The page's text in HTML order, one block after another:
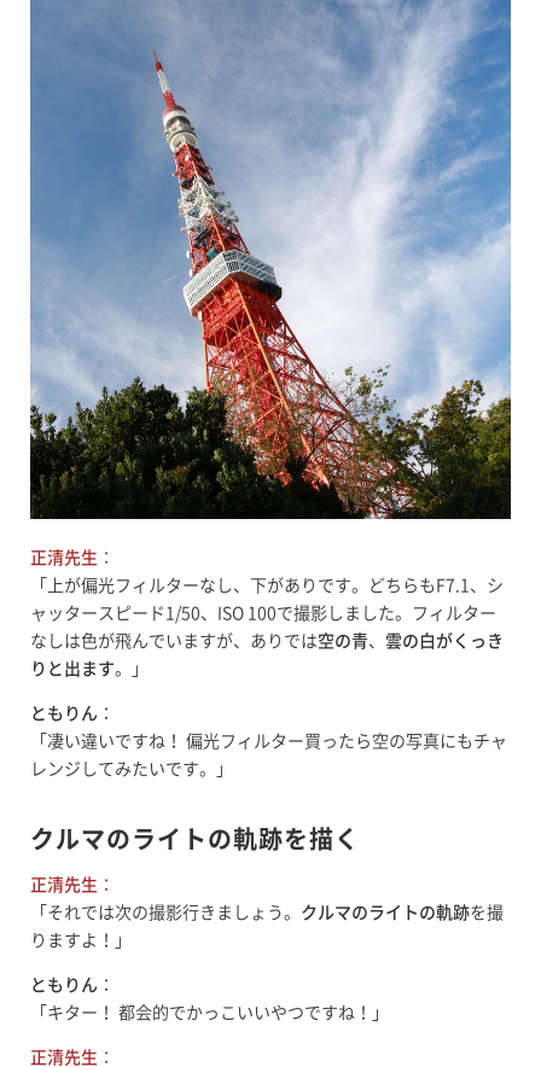
正清先生 ：
「上が偏光フィルターなし、下がありです。どちらもF7.1、シ
ャッタースピード1/50、ISO 100で撮影しました。フィルター
なしは色が飛んでいますが、ありでは空の青、 雲の白がくっき
りと出ます。」
ともりん ：
「凄い違いですね！ 偏光フィルター買ったら空の写真にもチャ
レンジしてみたいです。」
クルマのライトの軌跡を描く
正清先生 ：
「それでは次の撮影行きましょう。 クルマのライトの軌跡を撮
りますよ！」
ともりん ：
「キター！ 都会的でかっこいいやつですね！」
正清先生 ：